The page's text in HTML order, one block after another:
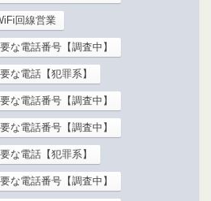
回線営業
な電話番号【調査中】
な電話【犯罪系】
な電話番号【調査中】
な電話番号【調査中】
な電話【犯罪系】
な電話番号【調査中】